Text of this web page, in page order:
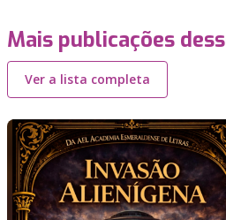
Mais publicações
Ver a lista completa